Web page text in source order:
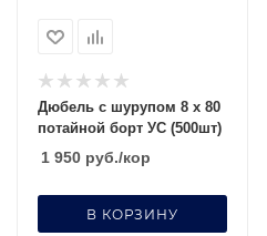
Дюбель с шурупом 8 х 80
потайной борт УС (500шт)
1 950 руб./кор
В КОРЗИНУ